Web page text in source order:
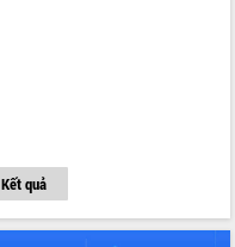
Kết quả